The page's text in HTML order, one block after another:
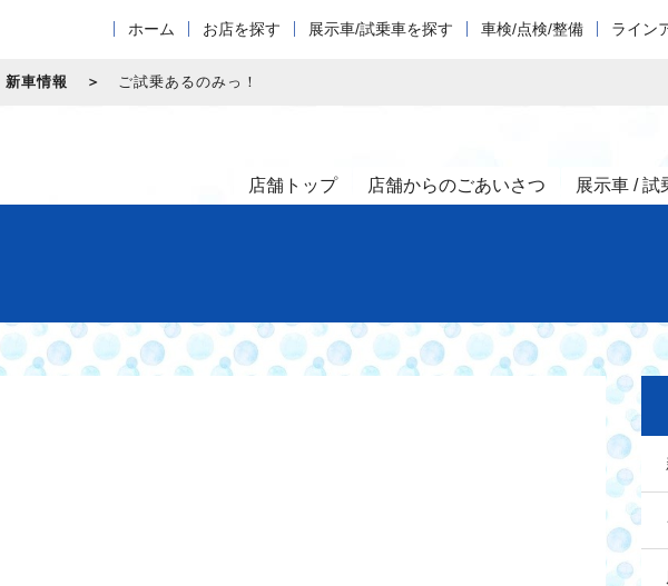
ホーム お店を探す 展示車/試乗車を探す 車検/点検/整備 ライン
新車情報 ご試乗あるのみっ！
店舗トップ 店舗からのごあいさつ 展示車 / 試